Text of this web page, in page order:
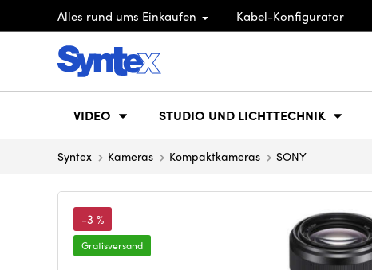
Alles rund ums Einkaufen Kabel-Konfigurator
VIDEO STUDIO UND LICHTTECHNIK
Syntex Kameras Kompaktkameras SONY
-3 %
Gratisversand